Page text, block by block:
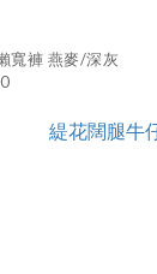
質感慵懶寬褲 燕麥/深灰